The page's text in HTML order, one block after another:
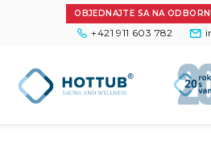
OBJEDNAJTE SA NA
+421 911 603 782